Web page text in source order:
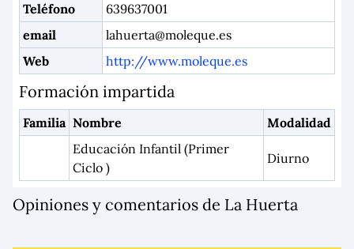
Teléfono
639637001
email
lahuerta@moleque.es
Web
http://www.moleque.es
Formación impartida
Familia Nombre
Modalidad
Educación Infantil (Primer
Ciclo )
Diurno
Opiniones y comentarios de La Huerta